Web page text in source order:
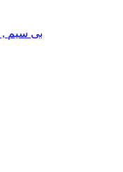
ریموت کنترل , محصول GSM وRF , بی سیم